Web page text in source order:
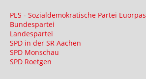
PES - Sozialdemokratische Partei Euorpas
Bundespartei
Landespartei
SPD in der SR Aachen
SPD Monschau
SPD Roetgen